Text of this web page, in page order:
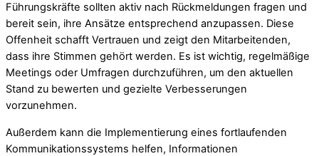
Führungskräfte sollten aktiv nach Rückmeldungen fragen und
bereit sein, ihre Ansätze entsprechend anzupassen. Diese
Offenheit schafft Vertrauen und zeigt den Mitarbeitenden,
dass ihre Stimmen gehört werden. Es ist wichtig, regelmäßige
Meetings oder Umfragen durchzuführen, um den aktuellen
Stand zu bewerten und gezielte Verbesserungen
vorzunehmen.
Außerdem kann die Implementierung eines fortlaufenden
Kommunikationssystems helfen, Informationen